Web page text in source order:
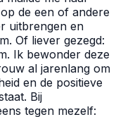
de een of andere
uitbrengen en
Of liever gezegd:
Ik bewonder deze
al jarenlang om
en de positieve
Bij
tegen mezelf: